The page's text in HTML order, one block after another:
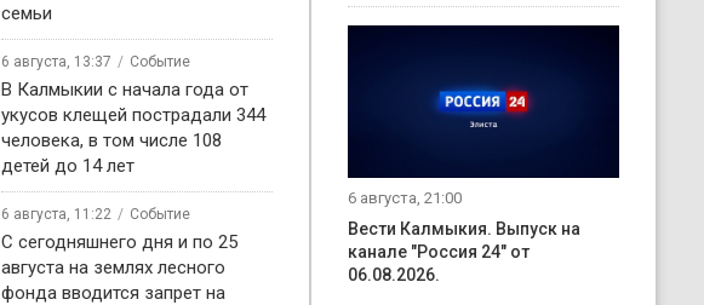
семьи
6 августа, 13:37 Событие
В Калмыкии с начала года от
укусов клещей пострадали 344
человека, в том числе 108
детей до 14 лет
6 августа, 11:22 Событие
С сегодняшнего дня и по 25
августа на землях лесного
фонда вводится запрет на
6 августа, 21:00
Вести Калмыкия. Выпуск на
канале "Россия 24" от
06.08.2026.